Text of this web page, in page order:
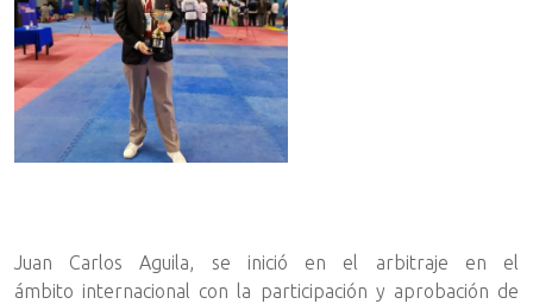
Juan Carlos Aguila, se inició en el arbitraje en el
ámbito internacional con la participación y aprobación de